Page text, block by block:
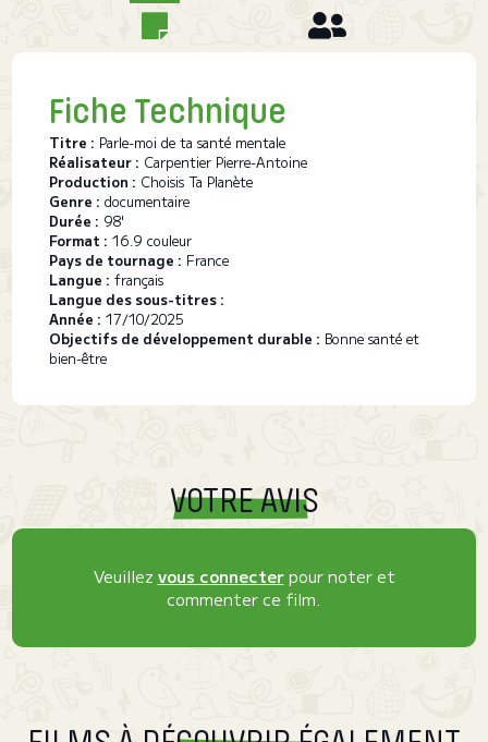
Fiche Technique
Titre : Parle-moi de ta santé mentale
Réalisateur : Carpentier Pierre-Antoine
Production : Choisis Ta Planète
Genre : documentaire
Durée : 98'
Format : 16.9 couleur
Pays de tournage : France
Langue : français
Langue des sous-titres :
Année : 17/10/2025
Objectifs de développement durable : Bonne santé et
bien-être
VOTRE AVIS
Veuillez vous connecterpour noter et
commenter ce film.